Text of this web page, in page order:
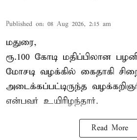
Published on: 08 Aug 2026, 2:15 am
மதுரை,
ரூ.100 கோடி மதிப்பிலான
மோசடி வழக்கில் கைதாகி
அடைக்கப்பட்டிருந்த
என்பவர் உயிரிழந்தார்.
Read More